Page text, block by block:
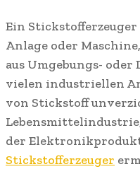
Ein
Anlage oder
aus Umgebungs-
vielen industriellen
von Stickstoff
der
Stickstofferzeuger